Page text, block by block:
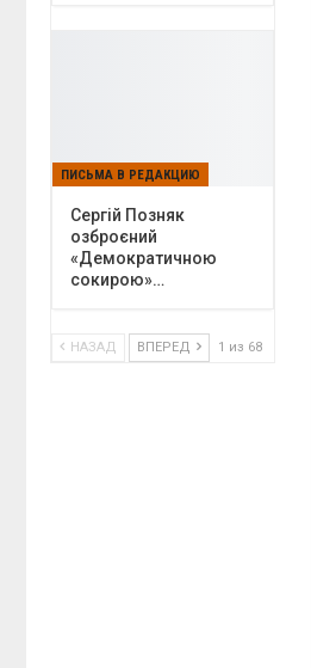
ПИСЬМА В РЕДАКЦИЮ
Сергій Позняк
озброєний
«Демократичною
сокирою»…
НАЗАД ВПЕРЕД 1 из 68